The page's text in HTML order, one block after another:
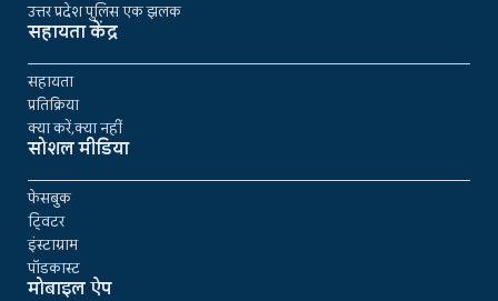
उत्तर प्रदेश पुलिस एक झलक
सहायता केंद्र
सहायता
प्रतिक्रिया
क्या करें,क्या नहीं
सोशल मीडिया
फेसबुक
ट्विटर
इंस्टाग्राम
पॉडकास्ट
मोबाइल ऐप